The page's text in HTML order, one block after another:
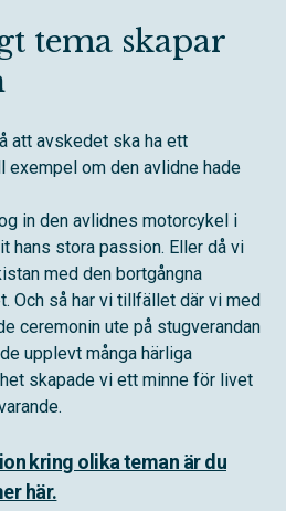
tema skapar
att avskedet ska ha ett
exempel om den avlidne hade
in den avlidnes motorcykel i
hans stora passion. Eller då vi
med den bortgångna
Och så har vi tillfället där vi med
ceremonin ute på stugverandan
upplevt många härliga
skapade vi ett minne för livet
kring olika teman är du
här.